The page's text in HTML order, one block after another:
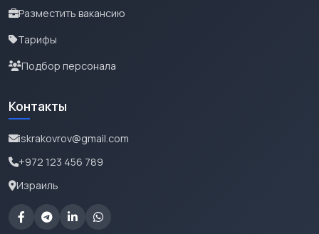
Разместить вакансию
Тарифы
Подбор персонала
Контакты
iskrakovrov@gmail.com
+972 123 456 789
Израиль